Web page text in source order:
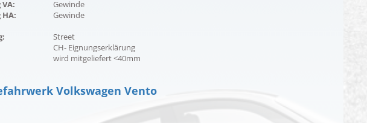
Gewinde
Gewinde
Street
CH- Eignungserklärung
wird mitgeliefert <40mm
Volkswagen Vento